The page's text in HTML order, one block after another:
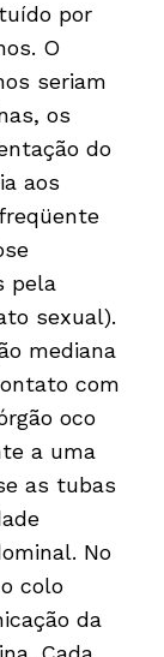
por
O
seriam
os
do
aos
pela
sexual).
mediana
com
oco
a uma
as tubas
No
colo
da